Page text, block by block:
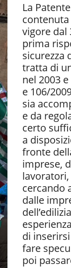
La
contenuta
vigore dal
prima
sicurezza
tratta di
nel 2003
e 106/
sia
e da
certo
a
fronte
imprese,
cercando
dalle
di
fare
poi